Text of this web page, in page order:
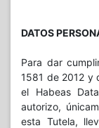
DATOS
Para dar
1581 de 2012 y
el Habeas
autorizo,
esta Tutela,